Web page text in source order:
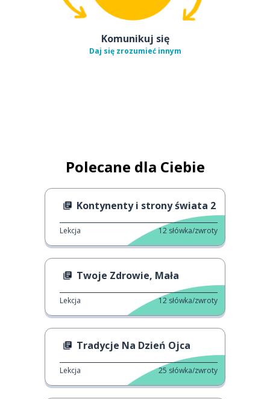
Komunikuj się
Daj się zrozumieć innym
Polecane dla Ciebie
Kontynenty i strony świata 2
Lekcja 12 słówka/zwroty
Twoje Zdrowie, Mała
Lekcja 12 słówka/zwroty
Tradycje Na Dzień Ojca
Lekcja 25 słówka/zwroty